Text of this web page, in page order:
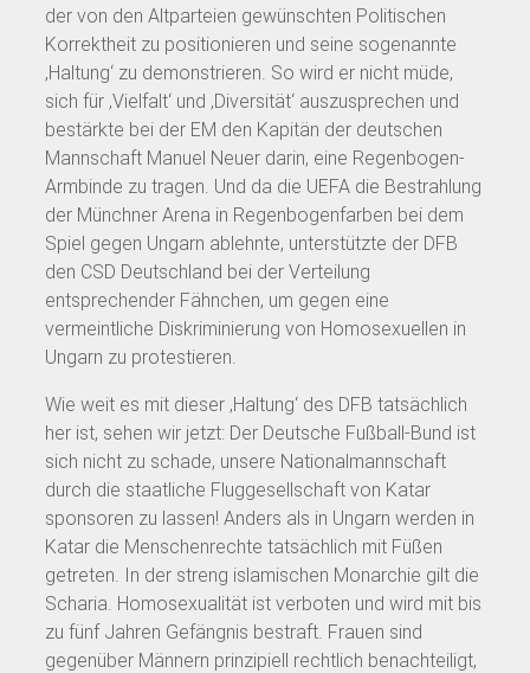
der von den Altparteien gewünschten Politischen
Korrektheit zu positionieren und seine sogenannte
‚Haltung‘ zu demonstrieren. So wird er nicht müde,
sich für ‚Vielfalt‘ und ‚Diversität‘ auszusprechen und
bestärkte bei der EM den Kapitän der deutschen
Mannschaft Manuel Neuer darin, eine Regenbogen-
Armbinde zu tragen. Und da die UEFA die Bestrahlung
der Münchner Arena in Regenbogenfarben bei dem
Spiel gegen Ungarn ablehnte, unterstützte der DFB
den CSD Deutschland bei der Verteilung
entsprechender Fähnchen, um gegen eine
vermeintliche Diskriminierung von Homosexuellen in
Ungarn zu protestieren.
Wie weit es mit dieser ‚Haltung‘ des DFB tatsächlich
her ist, sehen wir jetzt: Der Deutsche Fußball-Bund ist
sich nicht zu schade, unsere Nationalmannschaft
durch die staatliche Fluggesellschaft von Katar
sponsoren zu lassen! Anders als in Ungarn werden in
Katar die Menschenrechte tatsächlich mit Füßen
getreten. In der streng islamischen Monarchie gilt die
Scharia. Homosexualität ist verboten und wird mit bis
zu fünf Jahren Gefängnis bestraft. Frauen sind
gegenüber Männern prinzipiell rechtlich benachteiligt,